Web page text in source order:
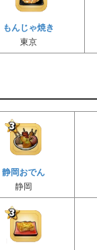
もんじゃ焼き
東京
静岡おでん
静岡